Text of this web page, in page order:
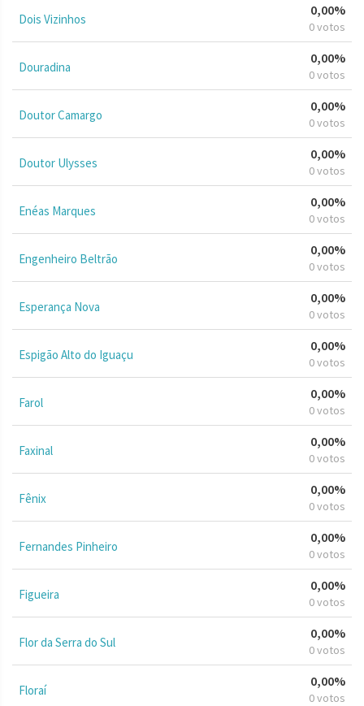
Dois Vizinhos
0,00%
0 votos
Douradina
0,00%
0 votos
Doutor Camargo
0,00%
0 votos
Doutor Ulysses
0,00%
0 votos
Enéas Marques
0,00%
0 votos
Engenheiro Beltrão
0,00%
0 votos
Esperança Nova
0,00%
0 votos
Espigão Alto do Iguaçu
0,00%
0 votos
Farol
0,00%
0 votos
Faxinal
0,00%
0 votos
Fênix
0,00%
0 votos
Fernandes Pinheiro
0,00%
0 votos
Figueira
0,00%
0 votos
Flor da Serra do Sul
0,00%
0 votos
Floraí
0,00%
0 votos